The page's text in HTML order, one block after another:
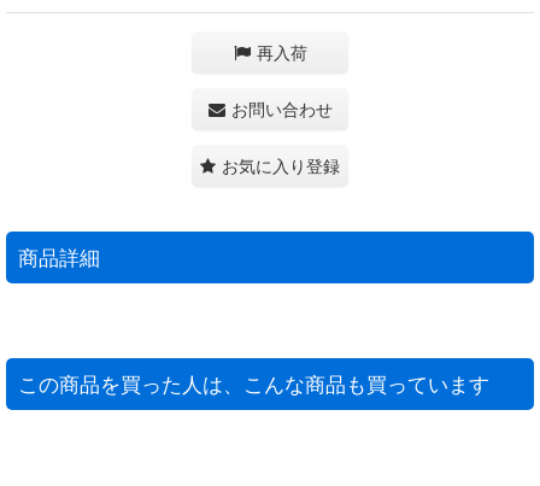
再入荷
お問い合わせ
お気に入り登録
商品詳細
この商品を買った人は、こんな商品も買っています